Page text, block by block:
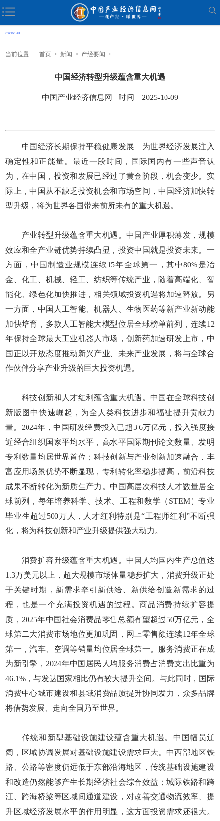
当前位置 首页 > 新闻 > 产经要闻 >
中国经济转型升级蕴含重大机遇
中国产业经济信息网 时间：2025-10-09
中国经济长期保持平稳健康发展，为世界经济发展注入
确定性和正能量。最近一段时间，国际国内有一些声音认
为，在中国，投资和发展已经过了黄金阶段，机会变少。实
际上，中国从不缺乏投资机会和市场空间，中国经济加快转
型升级，将为世界各国带来前所未有的重大机遇。
产业转型升级蕴含重大机遇。中国产业厚积薄发，规模
效应和全产业链优势持续凸显，投资中国就是投资未来。一
方面，中国制造业规模连续15年全球第一，其中80%是冶
金、化工、机械、轻工、纺织等传统产业，随着高端化、智
能化、绿色化加快推进，相关领域投资机遇将加速释放。另
一方面，中国人工智能、机器人、生物医药等新产业新动能
加快培育，多款人工智能大模型位居全球榜单前列，连续12
年保持全球最大工业机器人市场，创新药加速研发上市，中
国正以开放态度推动新兴产业、未来产业发展，将与全球合
作伙伴分享产业升级的巨大投资机遇。
科技创新和人才红利蕴含重大机遇。中国在全球科技创
新版图中快速崛起，为全人类科技进步和福祉提升贡献力
量。2024年，中国研发经费投入已超3.6万亿元，投入强度接
近经合组织国家平均水平，高水平国际期刊论文数量、发明
专利数量均居世界首位；科技创新与产业创新加速融合，丰
富应用场景优势不断显现，专利转化率稳步提高，前沿科技
成果不断转化为新质生产力。中国高层次科技人才数量居全
球前列，每年培养科学、技术、工程和数学（STEM）专业
毕业生超过500万人，人才红利特别是“工程师红利”不断强
化，将为科技创新和产业升级提供强大动力。
消费扩容升级蕴含重大机遇。中国人均国内生产总值达
1.3万美元以上，超大规模市场体量稳步扩大，消费升级正处
于关键时期，新需求牵引新供给、新供给创造新需求的过
程，也是一个充满投资机遇的过程。商品消费持续扩容提
质，2025年中国社会消费品零售总额有望超过50万亿元，全
球第二大消费市场地位更加巩固，网上零售额连续12年全球
第一，汽车、空调等销量均位居全球第一。服务消费正在成
为新引擎，2024年中国居民人均服务消费占消费支出比重为
46.1%，与发达国家相比仍有较大提升空间。与此同时，国际
消费中心城市建设和县域消费品质提升协同发力，众多品牌
将借势发展、走向全国乃至世界。
传统和新型基础设施建设蕴含重大机遇。中国幅员辽
阔，区域协调发展对基础设施建设需求巨大。中西部地区铁
路、公路等密度仍远低于东部沿海地区，传统基础设施建设
和改造仍然能够产生长期经济社会综合效益；城际铁路和跨
江、跨海桥梁等区域间通道建设，对改善交通物流效率、提
升区域经济发展水平的作用明显，这方面投资需求还很大。